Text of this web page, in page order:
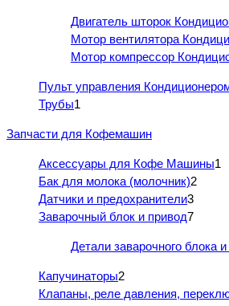
Двигатель шторок
Мотор вентилятора
Мотор компрессор
Пульт управления
Трубы1
Запчасти для Кофемашин
Аксессуары для Кофе Машины1
Бак для молока (молочник)2
Датчики и предохранители3
Заварочный блок и привод7
Детали заварочного блока
Капучинаторы2
Клапаны, реле давления,